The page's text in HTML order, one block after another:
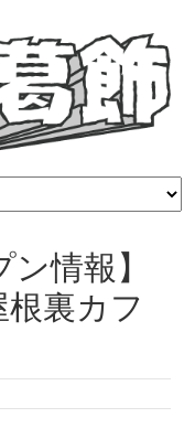
情報】
裏カフ